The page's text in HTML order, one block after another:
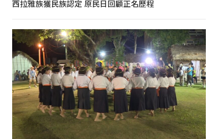
西拉雅族獲民族認定 原民日回顧正名歷程